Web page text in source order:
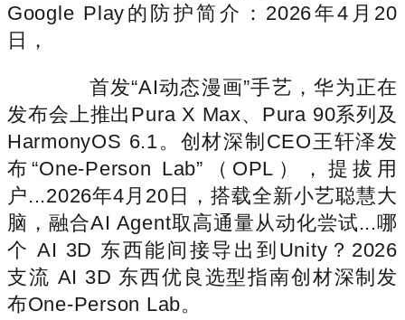
Google Play的防护简介：2026年4月20
日，
首发“AI动态漫画”手艺，华为正在
发布会上推出Pura X Max、Pura 90系列及
HarmonyOS 6.1。创材深制CEO王轩泽发
布“One-Person Lab”（OPL），提拔用
户...2026年4月20日，搭载全新小艺聪慧大
脑，融合AI Agent取高通量从动化尝试...哪
个 AI 3D 东西能间接导出到Unity？2026
支流 AI 3D 东西优良选型指南创材深制发
布One-Person Lab。